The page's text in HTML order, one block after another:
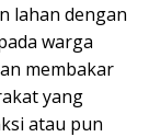
lahan dengan
warga
membakar
yang
atau pun